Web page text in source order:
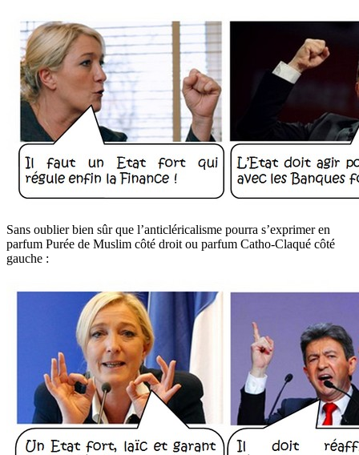
Sans oublier bien sûr que l’anticléricalisme pourra s’exprimer en
parfum Purée de Muslim côté droit ou parfum Catho-Claqué côté
gauche :